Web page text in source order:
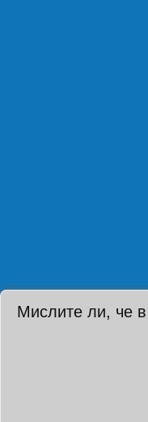
Мислите ли, че